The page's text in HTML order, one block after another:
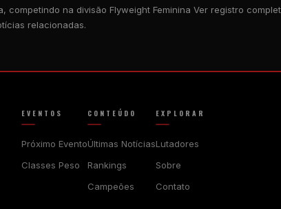
competindo na divisão Flyweight Feminina Ver registro
relacionadas.
EVENTOS
Próximo Evento
Classes Peso
CONTEÚDO
Últimas Notícias
Rankings
Campeões
EXPLORAR
Lutadores
Sobre
Contato